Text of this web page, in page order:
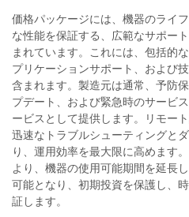
価格パッケージには、機器のライ
な性能を保証する、広範なサポー
まれています。これには、包括的
プリケーションサポート、および
含まれます。製造元は通常、予防
プデート、および緊急時のサービ
ービスとして提供します。リモー
迅速なトラブルシューティングと
り、運用効率を最大限に高めます
より、機器の使用可能期間を延長
可能となり、初期投資を保護し、
証します。